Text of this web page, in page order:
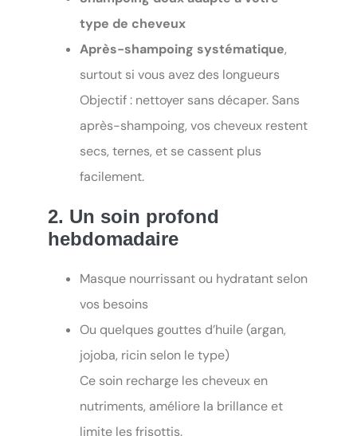
type de cheveux
Après-shampoing systématique,
surtout si vous avez des longueurs
Objectif : nettoyer sans décaper. Sans
après-shampoing, vos cheveux restent
secs, ternes, et se cassent plus
facilement.
2. Un soin profond
hebdomadaire
Masque nourrissant ou hydratant selon
vos besoins
Ou quelques gouttes d’huile (argan,
jojoba, ricin selon le type)
Ce soin recharge les cheveux en
nutriments, améliore la brillance et
limite les frisottis.